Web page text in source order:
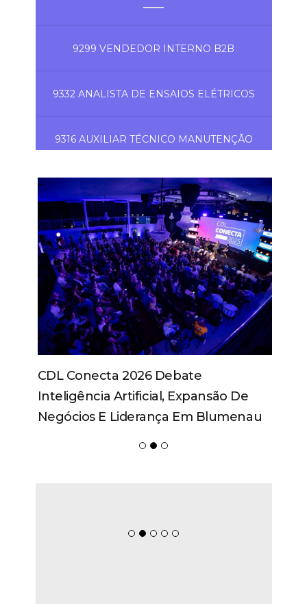
9299 VENDEDOR INTERNO B2B
9332 ANALISTA DE ENSAIOS ELÉTRICOS
9316 AUXILIAR TÉCNICO MANUTENÇÃO
CDL Conecta 2026 Debate
Inteligência Artificial, Expansão De
Negócios E Liderança Em Blumenau